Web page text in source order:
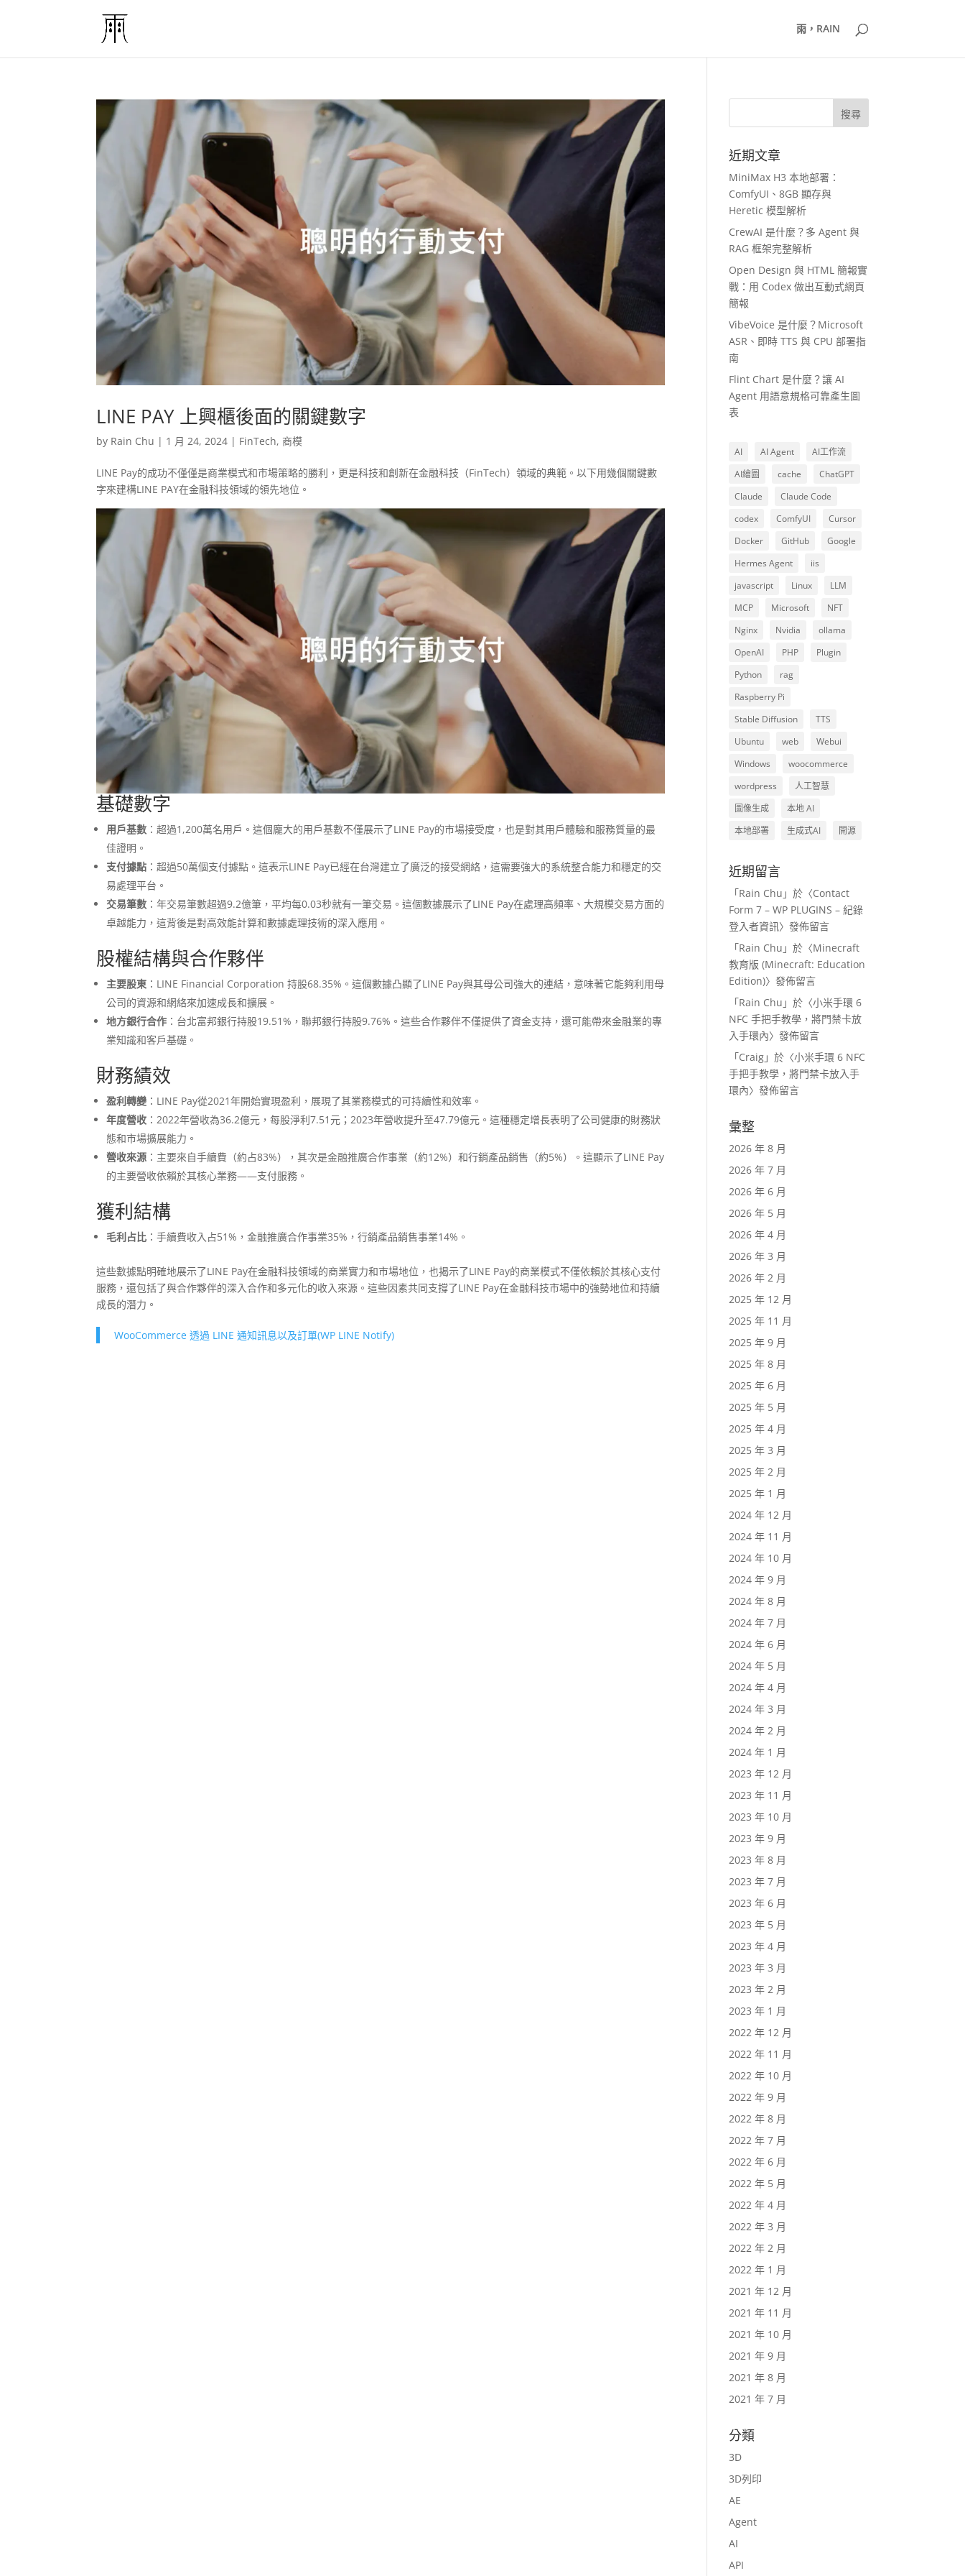
雨，RAIN
LINE PAY 上興櫃後面的關鍵數字
by Rain Chu | 1 月 24, 2024 | FinTech, 商模
LINE Pay的成功不僅僅是商業模式和市場策略的勝利，更是科技和創新在金融科技（FinTech）領域的典範。以下用幾個關鍵數
字來建構LINE PAY在金融科技領域的領先地位。
基礎數字
用戶基數 ：超過1,200萬名用戶。這個龐大的用戶基數不僅展示了LINE Pay的市場接受度，也是對其用戶體驗和服務質量的最
佳證明。
支付據點 ：超過50萬個支付據點。這表示LINE Pay已經在台灣建立了廣泛的接受網絡，這需要強大的系統整合能力和穩定的交
易處理平台。
交易筆數 ：年交易筆數超過9.2億筆，平均每0.03秒就有一筆交易。這個數據展示了LINE Pay在處理高頻率、大規模交易方面的
卓越能力，這背後是對高效能計算和數據處理技術的深入應用。
股權結構與合作夥伴
主要股東 ：LINE Financial Corporation 持股68.35%。這個數據凸顯了LINE Pay與其母公司強大的連結，意味著它能夠利用母
公司的資源和網絡來加速成長和擴展。
地方銀行合作 ：台北富邦銀行持股19.51%，聯邦銀行持股9.76%。這些合作夥伴不僅提供了資金支持，還可能帶來金融業的專
業知識和客戶基礎。
財務績效
盈利轉變 ：LINE Pay從2021年開始實現盈利，展現了其業務模式的可持續性和效率。
年度營收 ：2022年營收為36.2億元，每股淨利7.51元；2023年營收提升至47.79億元。這種穩定增長表明了公司健康的財務狀
態和市場擴展能力。
營收來源 ：主要來自手續費（約占83%），其次是金融推廣合作事業（約12%）和行銷產品銷售（約5%）。這顯示了LINE Pay
的主要營收依賴於其核心業務——支付服務。
獲利結構
毛利占比 ：手續費收入占51%，金融推廣合作事業35%，行銷產品銷售事業14%。
這些數據點明確地展示了LINE Pay在金融科技領域的商業實力和市場地位，也揭示了LINE Pay的商業模式不僅依賴於其核心支付
服務，還包括了與合作夥伴的深入合作和多元化的收入來源。這些因素共同支撐了LINE Pay在金融科技市場中的強勢地位和持續
成長的潛力。
WooCommerce 透過 LINE 通知訊息以及訂單(WP LINE Notify)
近期文章
MiniMax H3 本地部署：
ComfyUI、8GB 顯存與
Heretic 模型解析
CrewAI 是什麼？多 Agent 與
RAG 框架完整解析
Open Design 與 HTML 簡報實
戰：用 Codex 做出互動式網頁
簡報
VibeVoice 是什麼？Microsoft
ASR、即時 TTS 與 CPU 部署指
南
Flint Chart 是什麼？讓 AI
Agent 用語意規格可靠產生圖
表
AI AI Agent
AI工作流
AI繪圖
cache
ChatGPT
Claude
Claude Code
codex
ComfyUI
Cursor
Docker
GitHub
Google
Hermes Agent
iis
javascript
Linux
LLM
MCP
Microsoft
NFT
Nginx
Nvidia
ollama
OpenAI
PHP
Plugin
Python
rag
Raspberry Pi
Stable Diffusion
TTS
Ubuntu
web
Webui
Windows
woocommerce
wordpress
人工智慧
圖像生成
本地 AI
本地部署
生成式AI 開源
近期留言
「Rain Chu 」於〈Contact
Form 7 – WP PLUGINS – 紀錄
登入者資訊〉發佈留言
「Rain Chu 」於〈Minecraft
教育版 (Minecraft: Education
Edition)〉發佈留言
「Rain Chu 」於〈小米手環 6
NFC 手把手教學，將門禁卡放
入手環內〉發佈留言
「Craig 」於〈小米手環 6 NFC
手把手教學，將門禁卡放入手
環內〉發佈留言
彙整
2026 年 8 月
2026 年 7 月
2026 年 6 月
2026 年 5 月
2026 年 4 月
2026 年 3 月
2026 年 2 月
2025 年 12 月
2025 年 11 月
2025 年 9 月
2025 年 8 月
2025 年 6 月
2025 年 5 月
2025 年 4 月
2025 年 3 月
2025 年 2 月
2025 年 1 月
2024 年 12 月
2024 年 11 月
2024 年 10 月
2024 年 9 月
2024 年 8 月
2024 年 7 月
2024 年 6 月
2024 年 5 月
2024 年 4 月
2024 年 3 月
2024 年 2 月
2024 年 1 月
2023 年 12 月
2023 年 11 月
2023 年 10 月
2023 年 9 月
2023 年 8 月
2023 年 7 月
2023 年 6 月
2023 年 5 月
2023 年 4 月
2023 年 3 月
2023 年 2 月
2023 年 1 月
2022 年 12 月
2022 年 11 月
2022 年 10 月
2022 年 9 月
2022 年 8 月
2022 年 7 月
2022 年 6 月
2022 年 5 月
2022 年 4 月
2022 年 3 月
2022 年 2 月
2022 年 1 月
2021 年 12 月
2021 年 11 月
2021 年 10 月
2021 年 9 月
2021 年 8 月
2021 年 7 月
分類
3D
3D列印
AE
Agent
AI
API